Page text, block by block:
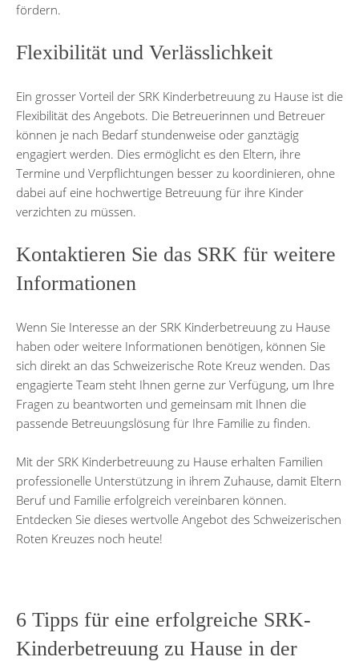
fördern.
Flexibilität und Verlässlichkeit
Ein grosser Vorteil der SRK Kinderbetreuung zu Hause ist die
Flexibilität des Angebots. Die Betreuerinnen und Betreuer
können je nach Bedarf stundenweise oder ganztägig
engagiert werden. Dies ermöglicht es den Eltern, ihre
Termine und Verpflichtungen besser zu koordinieren, ohne
dabei auf eine hochwertige Betreuung für ihre Kinder
verzichten zu müssen.
Kontaktieren Sie das SRK für weitere
Informationen
Wenn Sie Interesse an der SRK Kinderbetreuung zu Hause
haben oder weitere Informationen benötigen, können Sie
sich direkt an das Schweizerische Rote Kreuz wenden. Das
engagierte Team steht Ihnen gerne zur Verfügung, um Ihre
Fragen zu beantworten und gemeinsam mit Ihnen die
passende Betreuungslösung für Ihre Familie zu finden.
Mit der SRK Kinderbetreuung zu Hause erhalten Familien
professionelle Unterstützung in ihrem Zuhause, damit Eltern
Beruf und Familie erfolgreich vereinbaren können.
Entdecken Sie dieses wertvolle Angebot des Schweizerischen
Roten Kreuzes noch heute!
6 Tipps für eine erfolgreiche SRK-
Kinderbetreuung zu Hause in der